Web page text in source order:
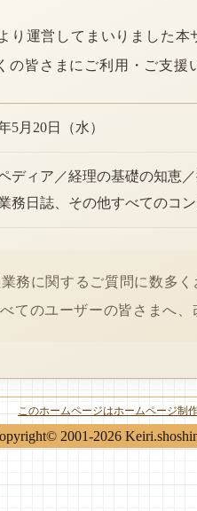
り運営してまいりました
の皆さまにご利用・ご支
5月20日（水）
ディア／経理の基礎の知恵
務日誌、その他すべてのコ
務に関するご質問に数多
てのユーザーの皆さまへ
このホームページはホームページ制
2001-2026